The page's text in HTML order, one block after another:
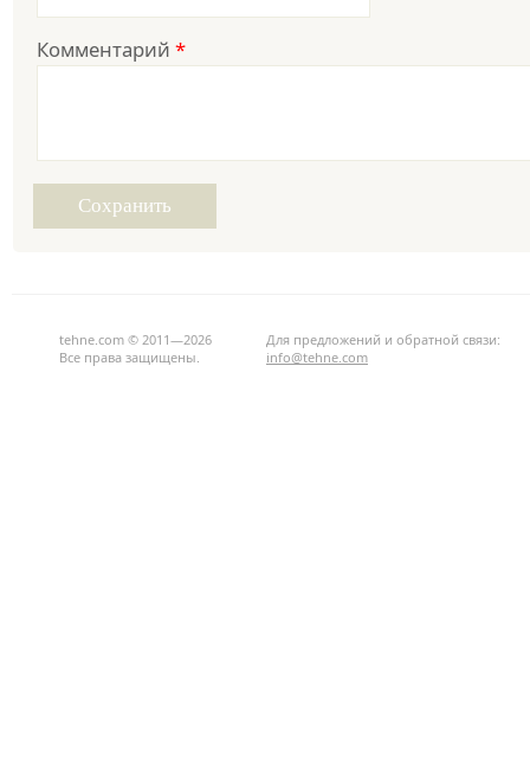
Комментарий *
tehne.com © 2011—2026
Все права защищены.
Для предложений и обратной связи:
info@tehne.com